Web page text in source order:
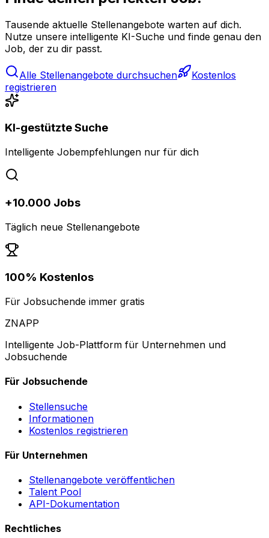
Tausende aktuelle Stellenangebote warten auf dich.
Nutze unsere intelligente KI-Suche und finde genau den
Job, der zu dir passt.
Alle Stellenangebote durchsuchen
Kostenlos
registrieren
KI-gestützte Suche
Intelligente Jobempfehlungen nur für dich
+10.000 Jobs
Täglich neue Stellenangebote
100% Kostenlos
Für Jobsuchende immer gratis
ZNAPP
Intelligente Job-Plattform für Unternehmen und
Jobsuchende
Für Jobsuchende
Stellensuche
Informationen
Kostenlos registrieren
Für Unternehmen
Stellenangebote veröffentlichen
Talent Pool
API-Dokumentation
Rechtliches